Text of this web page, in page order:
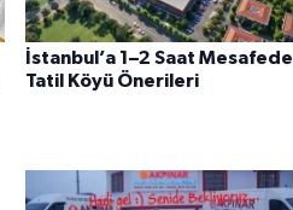
İstanbul’a 1–2 Saat Mesafede
Tatil Köyü Önerileri